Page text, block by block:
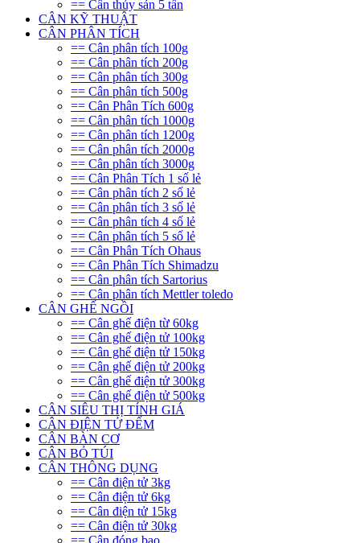
== Cân thủy sản 5 tấn
CÂN KỸ THUẬT
CÂN PHÂN TÍCH
== Cân phân tích 100g
== Cân phân tích 200g
== Cân phân tích 300g
== Cân phân tích 500g
== Cân Phân Tích 600g
== Cân phân tích 1000g
== Cân phân tích 1200g
== Cân phân tích 2000g
== Cân phân tích 3000g
== Cân Phân Tích 1 số lẻ
== Cân phân tích 2 số lẻ
== Cân phân tích 3 số lẻ
== Cân phân tích 4 số lẻ
== Cân phân tích 5 số lẻ
== Cân Phân Tích Ohaus
== Cân Phân Tích Shimadzu
== Cân phân tích Sartorius
== Cân phân tích Mettler toledo
CÂN GHẾ NGỒI
== Cân ghế điện từ 60kg
== Cân ghế điện tử 100kg
== Cân ghế điện tử 150kg
== Cân ghế điện tử 200kg
== Cân ghế điện tử 300kg
== Cân ghế điện tử 500kg
CÂN SIÊU THỊ TÍNH GIÁ
CÂN ĐIỆN TỬ ĐẾM
CÂN BÀN CƠ
CÂN BỎ TÚI
CÂN THÔNG DỤNG
== Cân điện tử 3kg
== Cân điện tử 6kg
== Cân điện tử 15kg
== Cân điện tử 30kg
== Cân đóng bao